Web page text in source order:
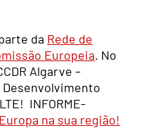
da Rede de
Europeia. No
Algarve –
Desenvolvimento
INFORME-
na sua região!